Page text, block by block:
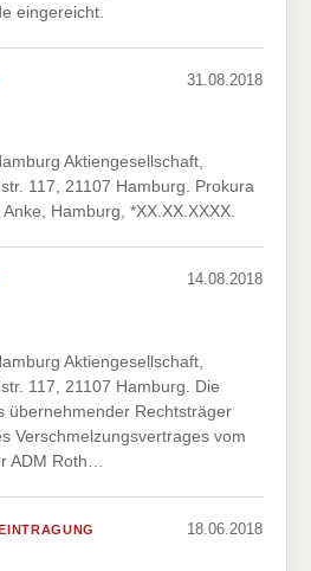
eingereicht.
31.08.2018
Aktiengesellschaft,
117, 21107 Hamburg. Prokura
Hamburg, *XX.XX.XXXX.
14.08.2018
Aktiengesellschaft,
117, 21107 Hamburg. Die
übernehmender Rechtsträger
Verschmelzungsvertrages vom
ADM Roth…
18.06.2018